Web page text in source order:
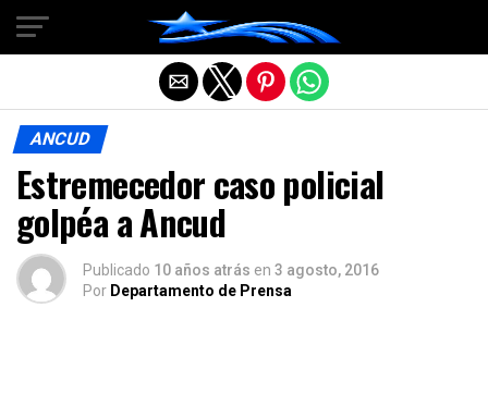
ANCUD
Estremecedor caso policial
golpéa a Ancud
Publicado 10 años atrás en 3 agosto, 2016
Por Departamento de Prensa
Salir de la versión móvil